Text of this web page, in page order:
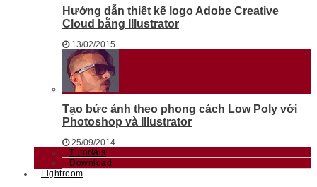
Hướng dẫn thiết kế logo Adobe Creative
Cloud bằng Illustrator
13/02/2015
Tạo bức ảnh theo phong cách Low Poly với
Photoshop và Illustrator
25/09/2014
Tutorials
Download
Lightroom